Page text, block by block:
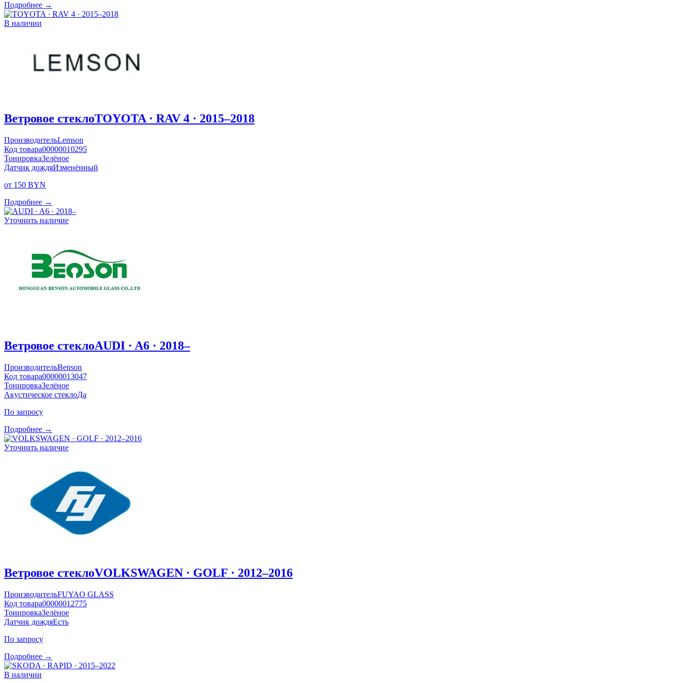
Подробнее →
В наличии
Ветровое стеклоTOYOTA · RAV 4 · 2015–2018
ПроизводительLemson
Код товара00000010295
ТонировкаЗелёное
Датчик дождяИзменённый
от 150 BYN
Подробнее →
Уточнить наличие
Ветровое стеклоAUDI · A6 · 2018–
ПроизводительBenson
Код товара00000013047
ТонировкаЗелёное
Акустическое стеклоДа
По запросу
Подробнее →
Уточнить наличие
Ветровое стеклоVOLKSWAGEN · GOLF · 2012–2016
ПроизводительFUYAO GLASS
Код товара00000012775
ТонировкаЗелёное
Датчик дождяЕсть
По запросу
Подробнее →
В наличии